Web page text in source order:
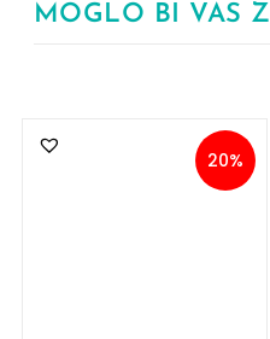
MOGLO BI VAS
20%